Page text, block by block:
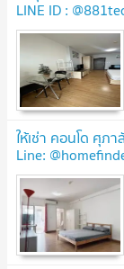
LINE ID :
ทองหล่อ🚅BTS ท
ให้เช่า คอนโด ศุภ
Line: